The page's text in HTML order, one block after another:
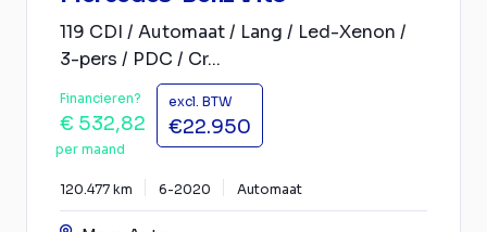
119 CDI / Automaat / Lang / Led-Xenon /
3-pers / PDC / Cr...
Financieren?
€ 532,82
per maand
excl. BTW
€22.950
120.477 km 6-2020 Automaat